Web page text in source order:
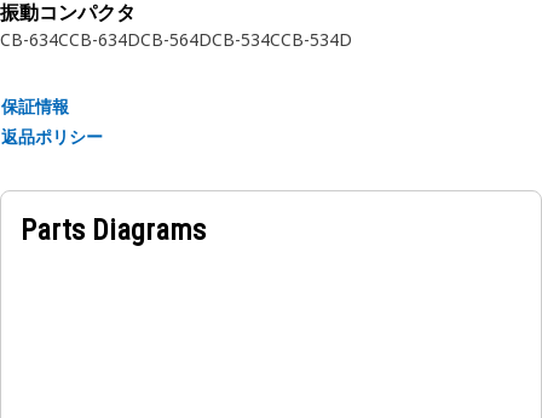
振動コンパクタ
CB-634CCB-634DCB-564DCB-534CCB-534D
保証情報
返品ポリシー
Parts Diagrams